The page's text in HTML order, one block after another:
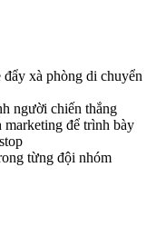
xà phòng di chuyển
người chiến thắng
marketing để trình bày
từng đội nhóm